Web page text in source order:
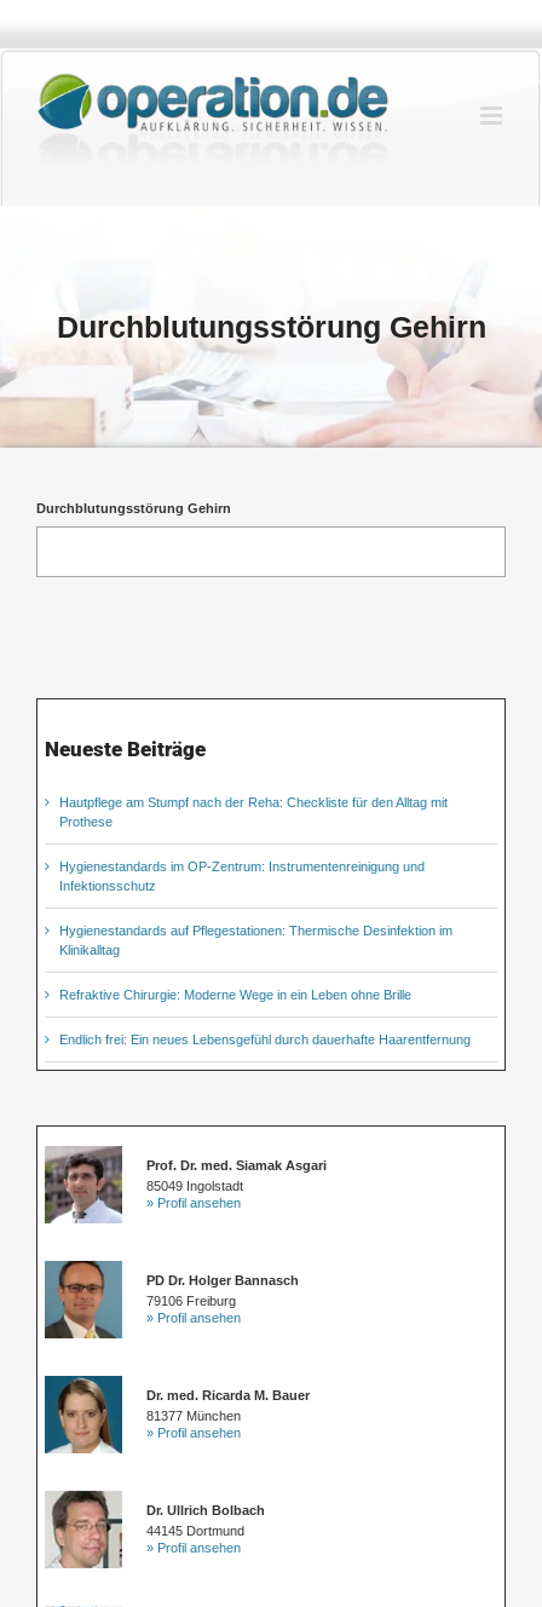
springen
Durchblutungsstörung Gehirn
Durchblutungsstörung Gehirn
Neueste Beiträge
Hautpflege am Stumpf nach der Reha: Checkliste für den Alltag mit
Prothese
Hygienestandards im OP-Zentrum: Instrumentenreinigung und
Infektionsschutz
Hygienestandards auf Pflegestationen: Thermische Desinfektion im
Klinikalltag
Refraktive Chirurgie: Moderne Wege in ein Leben ohne Brille
Endlich frei: Ein neues Lebensgefühl durch dauerhafte Haarentfernung
Prof. Dr. med. Siamak Asgari
85049 Ingolstadt
» Profil ansehen
PD Dr. Holger Bannasch
79106 Freiburg
» Profil ansehen
Dr. med. Ricarda M. Bauer
81377 München
» Profil ansehen
Dr. Ullrich Bolbach
44145 Dortmund
» Profil ansehen